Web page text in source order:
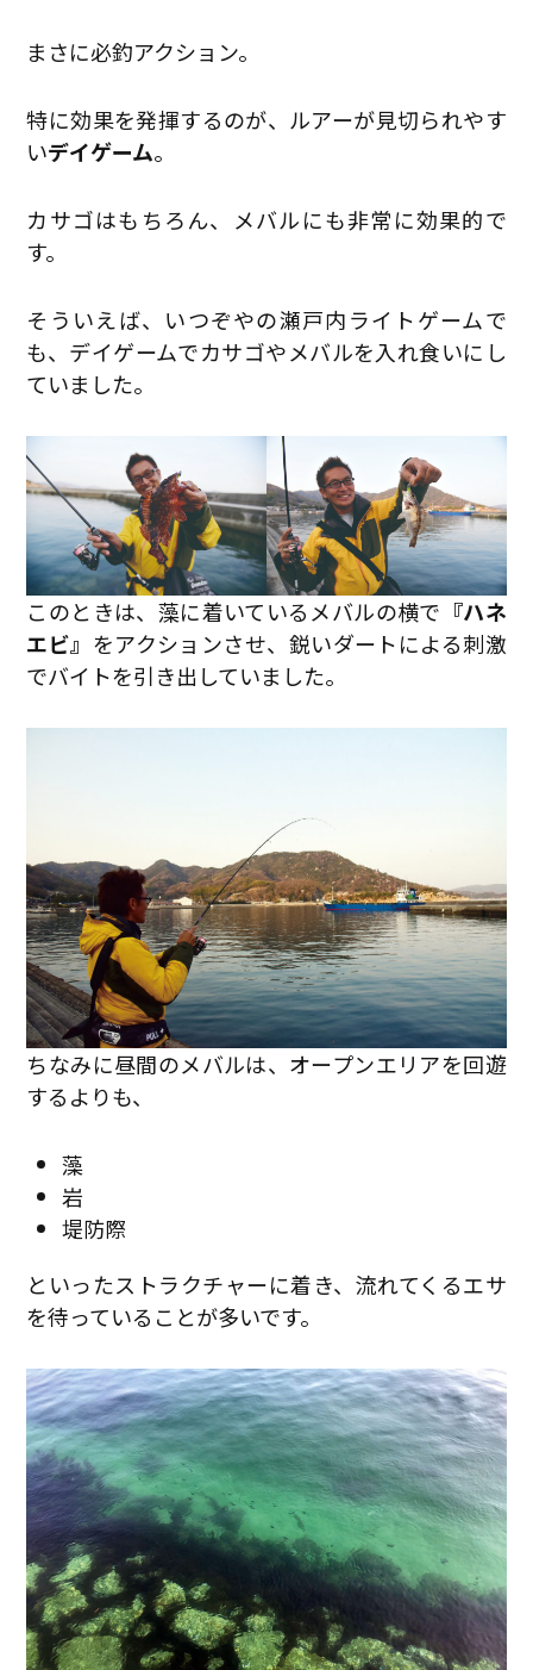
まさに必釣アクション。
特に効果を発揮するのが、ルアーが見切られやす
いデイゲーム。
カサゴはもちろん、メバルにも非常に効果的で
す。
そういえば、いつぞやの瀬戸内ライトゲームで
も、デイゲームでカサゴやメバルを入れ食いにし
ていました。
このときは、藻に着いているメバルの横で 『ハネ
エビ』 をアクションさせ、鋭いダートによる刺激
でバイトを引き出していました。
ちなみに昼間のメバルは、オープンエリアを回遊
するよりも、
藻
岩
堤防際
といったストラクチャーに着き、流れてくるエサ
を待っていることが多いです。